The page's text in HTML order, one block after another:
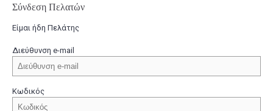
Σύνδεση Πελατών
Είμαι ήδη Πελάτης
Διεύθυνση e-mail
Κωδικός